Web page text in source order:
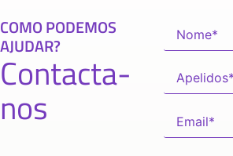
COMO PODEMOS
AJUDAR?
Contacta-
nos